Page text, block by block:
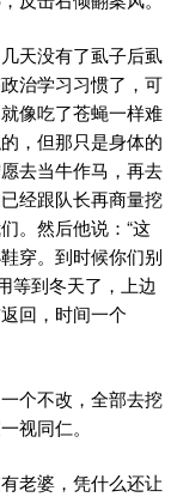
天没有了虱子后虱
治学习习惯了，可
像吃了苍蝇一样难
，但那只是身体的
去当牛作马，再去
经跟队长再商量挖
。然后他说：“这
穿。到时候你们别
等到冬天了，上边
回，时间一个
个不改，全部去挖
视同仁。
老婆，凭什么还让